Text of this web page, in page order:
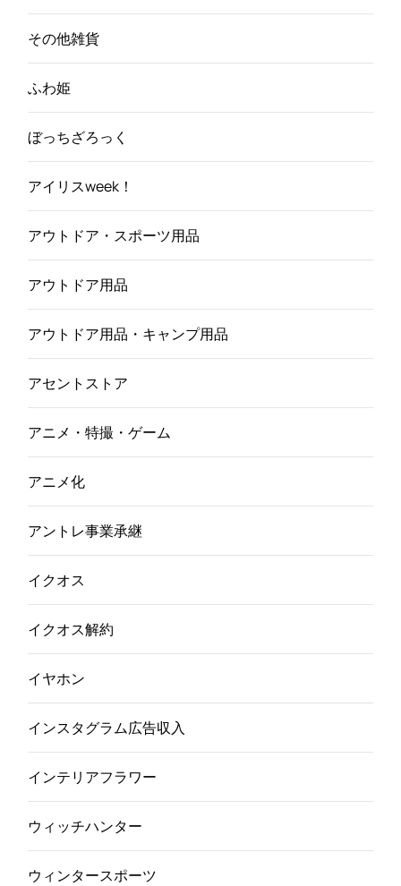
その他雑貨
ふわ姫
ぼっちざろっく
アイリスweek！
アウトドア・スポーツ用品
アウトドア用品
アウトドア用品・キャンプ用品
アセントストア
アニメ・特撮・ゲーム
アニメ化
アントレ事業承継
イクオス
イクオス解約
イヤホン
インスタグラム広告収入
インテリアフラワー
ウィッチハンター
ウィンタースポーツ